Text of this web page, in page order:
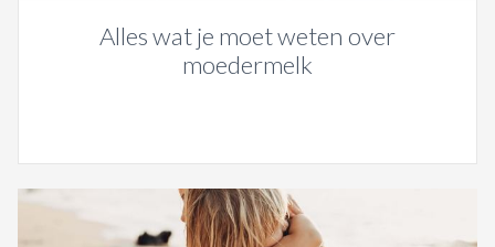
Alles wat je moet weten over
moedermelk